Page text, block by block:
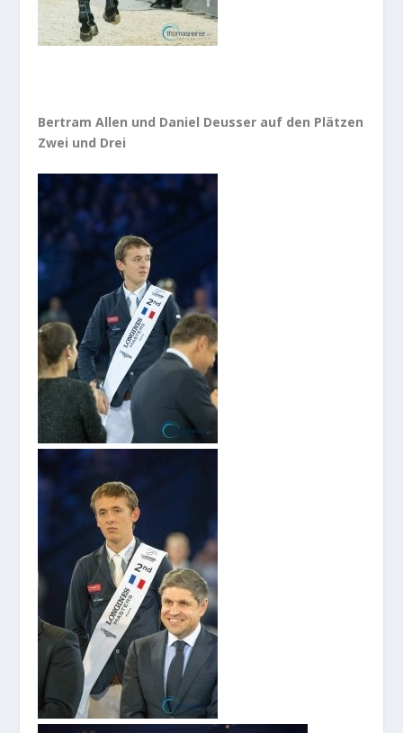
Bertram Allen und Daniel Deusser auf den Plätzen
Zwei und Drei